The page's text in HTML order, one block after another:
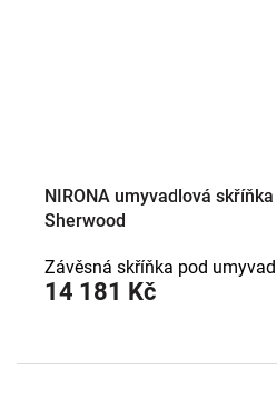
NIRONA umyvadlová
Sherwood
14 181 Kč
Závěsná skříňka pod